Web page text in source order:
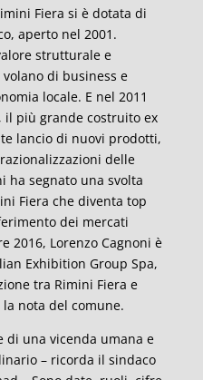
Fiera si è dotata di
aperto nel 2001.
strutturale e
di business e
locale. E nel 2011
il più grande costruito ex
lancio di nuovi prodotti,
delle
ha segnato una svolta
Fiera che diventa top
dei mercati
2016, Lorenzo Cagnoni è
Exhibition Group Spa,
tra Rimini Fiera e
la nota del comune.
di una vicenda umana e
– ricorda il sindaco